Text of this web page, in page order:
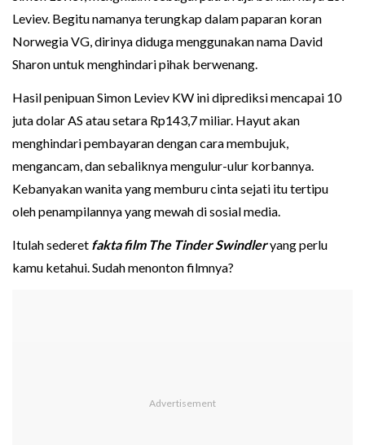
Leviev. Begitu namanya terungkap dalam paparan koran
Norwegia VG, dirinya diduga menggunakan nama David
Sharon untuk menghindari pihak berwenang.
Hasil penipuan Simon Leviev KW ini diprediksi mencapai 10
juta dolar AS atau setara Rp143,7 miliar. Hayut akan
menghindari pembayaran dengan cara membujuk,
mengancam, dan sebaliknya mengulur-ulur korbannya.
Kebanyakan wanita yang memburu cinta sejati itu tertipu
oleh penampilannya yang mewah di sosial media.
Itulah sederet fakta film The Tinder Swindleryang perlu
kamu ketahui. Sudah menonton filmnya?